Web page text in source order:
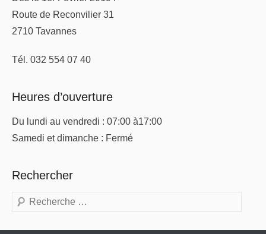
Route de Reconvilier 31
2710 Tavannes
Tél. 032 554 07 40
Heures d’ouverture
Du lundi au vendredi : 07:00 à17:00
Samedi et dimanche : Fermé
Rechercher
Recherche